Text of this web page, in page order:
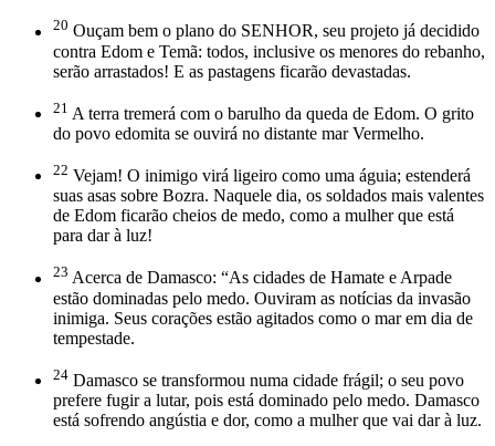
20 Ouçam bem o plano do SENHOR, seu projeto já decidido
contra Edom e Temã: todos, inclusive os menores do rebanho,
serão arrastados! E as pastagens ficarão devastadas.
21 A terra tremerá com o barulho da queda de Edom. O grito
do povo edomita se ouvirá no distante mar Vermelho.
22 Vejam! O inimigo virá ligeiro como uma águia; estenderá
suas asas sobre Bozra. Naquele dia, os soldados mais valentes
de Edom ficarão cheios de medo, como a mulher que está
para dar à luz!
23 Acerca de Damasco: “As cidades de Hamate e Arpade
estão dominadas pelo medo. Ouviram as notícias da invasão
inimiga. Seus corações estão agitados como o mar em dia de
tempestade.
24 Damasco se transformou numa cidade frágil; o seu povo
prefere fugir a lutar, pois está dominado pelo medo. Damasco
está sofrendo angústia e dor, como a mulher que vai dar à luz.